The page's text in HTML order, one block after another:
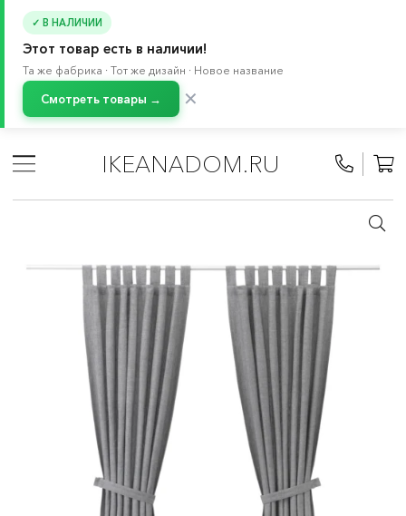
✓ В НАЛИЧИИ
Этот товар есть в наличии!
Та же фабрика · Тот же дизайн · Новое название
Смотреть товары → ✕
IKEANADOM.RU
Шторы и жалюзи / Шторы / Гардины рассеивающие свет